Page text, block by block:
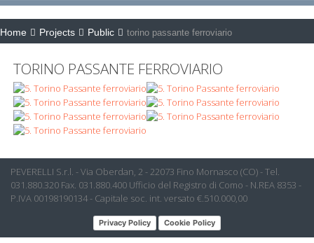
Home Projects Public torino passante ferroviario
TORINO PASSANTE FERROVIARIO
PEVERELLI S.r.l. - Via Oberdan, 2 - 22073 Fino Mornasco (CO) - Tel.
031.880.320 Fax. 031.880.400 Ufficio del Registro di Como - N.REA 8353 -
P.IVA 00198190134 - Capitale soc. int. versato €.510.000,00
Privacy Policy Cookie Policy